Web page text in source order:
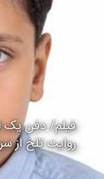
روایت تلخ از